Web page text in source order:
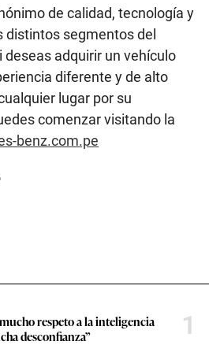
de calidad, tecnología y
distintos segmentos del
adquirir un vehículo
diferente y de alto
lugar por su
comenzar visitando la
benz.com.pe
respeto a la inteligencia
desconfianza”
1